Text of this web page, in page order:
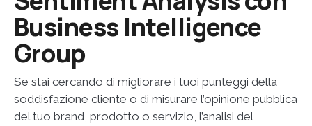
Business Intelligence
Group
Se stai cercando di migliorare i tuoi punteggi della
soddisfazione cliente o di misurare l’opinione pubblica
del tuo brand, prodotto o servizio, l’analisi del